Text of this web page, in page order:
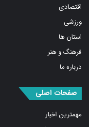
ورزشی
استان ها
فرهنگ و هنر
درباره ما
مهمترین اخبار
پربیننده‌ترین اخبار